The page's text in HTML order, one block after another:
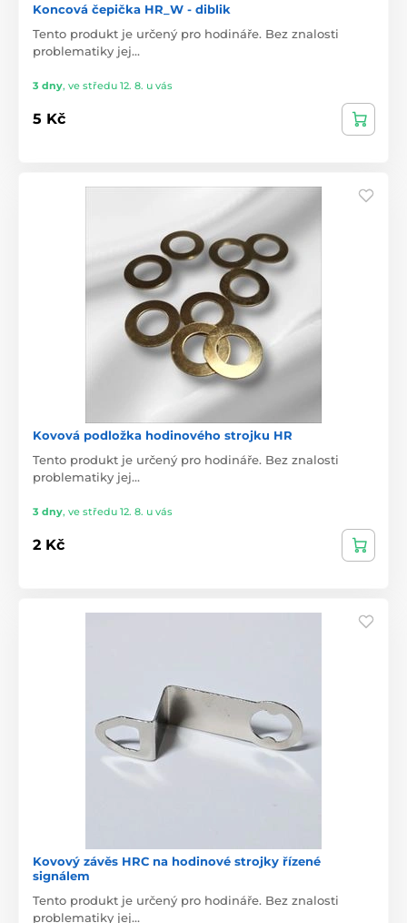
Koncová čepička HR_W - diblik
Tento produkt je určený pro hodináře. Bez znalosti
problematiky jej…
3 dny, ve středu 12. 8. u vás
5 Kč
Kovová podložka hodinového strojku HR
Tento produkt je určený pro hodináře. Bez znalosti
problematiky jej…
3 dny, ve středu 12. 8. u vás
2 Kč
Kovový závěs HRC na hodinové strojky řízené
signálem
Tento produkt je určený pro hodináře. Bez znalosti
problematiky jej…